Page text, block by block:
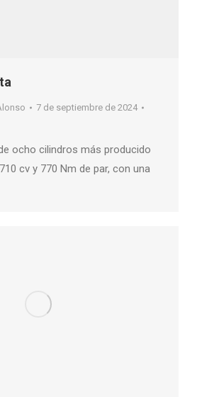
7 de septiembre de 2024
ocho cilindros más producido
cv y 770 Nm de par, con una